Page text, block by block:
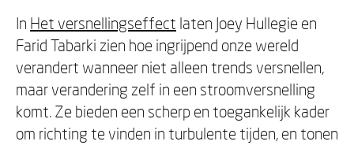
In Het versnellingseffect laten Joey Hullegie en
Farid Tabarki zien hoe ingrijpend onze wereld
verandert wanneer niet alleen trends versnellen,
maar verandering zelf in een stroomversnelling
komt. Ze bieden een scherp en toegankelijk kader
om richting te vinden in turbulente tijden, en tonen